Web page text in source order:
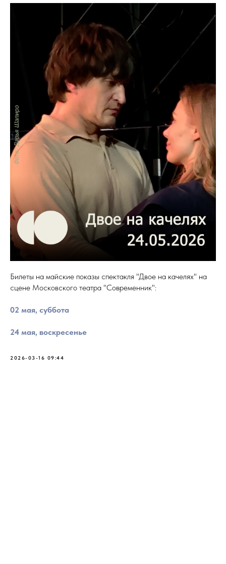
Билеты на майские показы спектакля "Двое на качелях" на
сцене Московского театра "Современник":
02 мая, суббота
24 мая, воскресенье
2026-03-16 09:44